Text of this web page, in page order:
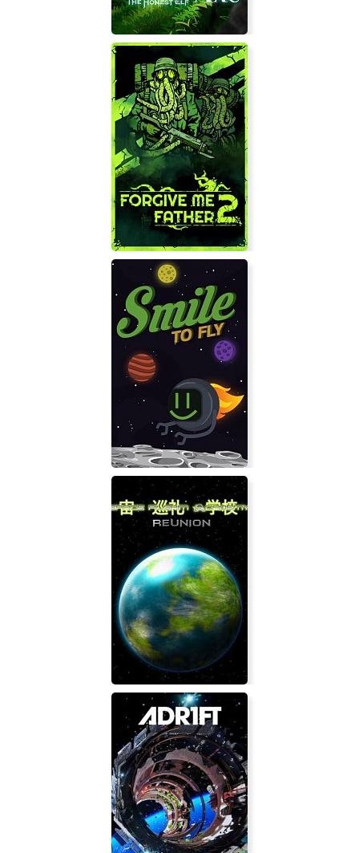
Silver Axe - The Honest Elf
Forgive Me Father 2
Smile To Fly
Space Pilgrim Academy: Reunion